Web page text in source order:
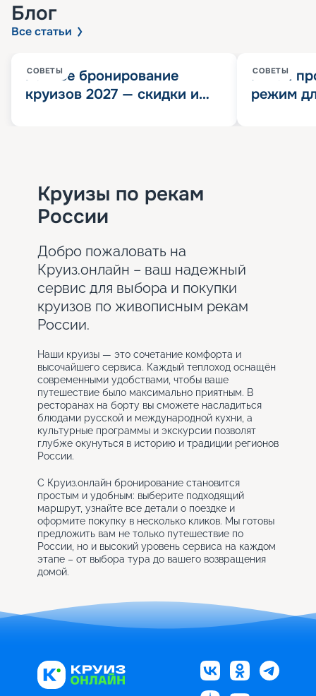
Блог
Все статьи
СОВЕТЫ
Раннее бронирование
круизов 2027 — скидки и
СОВЕТЫ
Китай
режим
Круизы по рекам
России
Добро пожаловать на
Круиз.онлайн – ваш надежный
сервис для выбора и покупки
круизов по живописным рекам
России.
Наши круизы — это сочетание комфорта и
высочайшего сервиса. Каждый теплоход оснащён
современными удобствами, чтобы ваше
путешествие было максимально приятным. В
ресторанах на борту вы сможете насладиться
блюдами русской и международной кухни, а
культурные программы и экскурсии позволят
глубже окунуться в историю и традиции регионов
России.
С Круиз.онлайн бронирование становится
простым и удобным: выберите подходящий
маршрут, узнайте все детали о поездке и
оформите покупку в несколько кликов. Мы готовы
предложить вам не только путешествие по
России, но и высокий уровень сервиса на каждом
этапе – от выбора тура до вашего возвращения
домой.